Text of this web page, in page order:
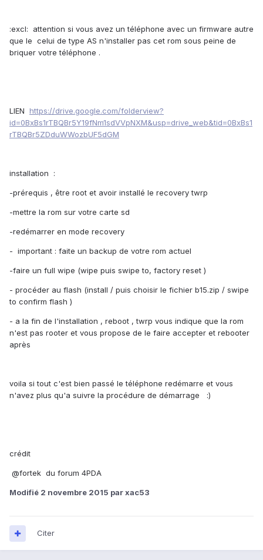
:excl: attention si vous avez un téléphone avec un firmware autre
que le celui de type AS n'installer pas cet rom sous peine de
briquer votre téléphone .
LIEN https://drive.google.com/folderview?
id=0BxBs1rTBQBr5Y19fNm1sdVVpNXM&usp=drive_web&tid=0BxBs1
rTBQBr5ZDduWWozbUF5dGM
installation :
-prérequis , être root et avoir installé le recovery twrp
-mettre la rom sur votre carte sd
-redémarrer en mode recovery
- important : faite un backup de votre rom actuel
-faire un full wipe (wipe puis swipe to, factory reset )
- procéder au flash (install / puis choisir le fichier b15.zip / swipe
to confirm flash )
- a la fin de l'installation , reboot , twrp vous indique que la rom
n'est pas rooter et vous propose de le faire accepter et rebooter
après
voila si tout c'est bien passé le téléphone redémarre et vous
n'avez plus qu'a suivre la procédure de démarrage :)
crédit
@fortek du forum 4PDA
Modifié 2 novembre 2015 par xac53
Citer